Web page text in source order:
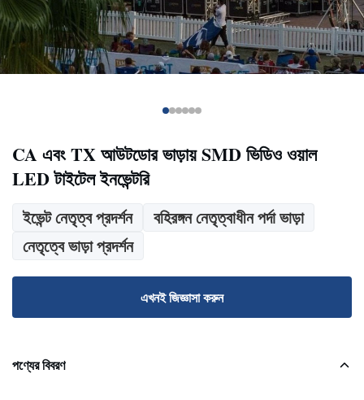
CA এবং TX আউটডোর ভাড়ায় SMD ভিডিও ওয়াল
LED টাইটেল ইনভেন্টরি
ইভেন্ট নেতৃত্ব প্রদর্শন
বহিরঙ্গন নেতৃত্বাধীন পর্দা ভাড়া
নেতৃত্বে ভাড়া প্রদর্শন
এখনই জিজ্ঞাসা করুন
পণ্যের বিবরণ